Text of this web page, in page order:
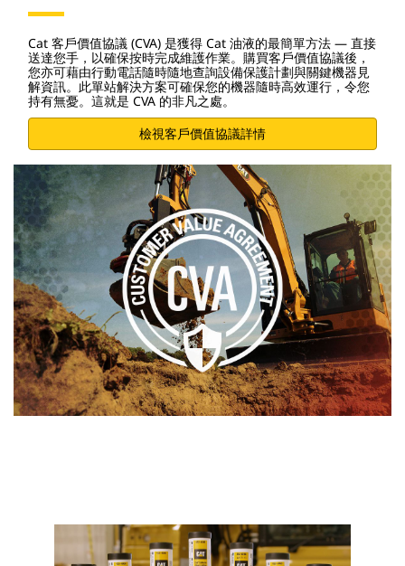
Cat 客戶價值協議 (CVA) 是獲得 Cat 油液的最簡單方法 — 直接
送達您手，以確保按時完成維護作業。購買客戶價值協議後，
您亦可藉由行動電話隨時隨地查詢設備保護計劃與關鍵機器見
解資訊。此單站解決方案可確保您的機器隨時高效運行，令您
持有無憂。這就是 CVA 的非凡之處。
檢視客戶價值協議詳情